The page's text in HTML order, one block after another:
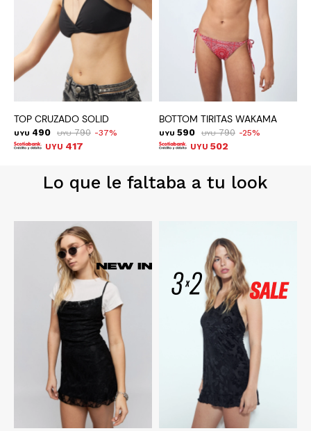
TOP CRUZADO SOLID
UYU 490 UYU 790 37
UYU 417
BOTTOM TIRITAS WAKAMA
UYU 590 UYU 790 25
UYU 502
Lo que le faltaba a tu look